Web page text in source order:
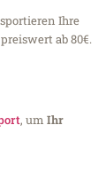
Ihre
ab 80€.
, um Ihr